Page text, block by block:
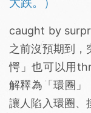
caught by
之前沒預期到，
愕」也可以用
解釋為「環圈
讓人陷入環圈、